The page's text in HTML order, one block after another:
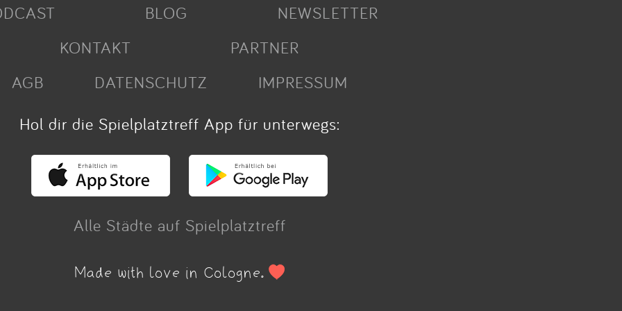
BLOG
NEWSLETTER
KONTAKT
PARTNER
AGB
DATENSCHUTZ
IMPRESSUM
Hol dir die Spielplatztreff App für unterwegs:
Alle Städte auf Spielplatztreff
Made with love in Cologne.